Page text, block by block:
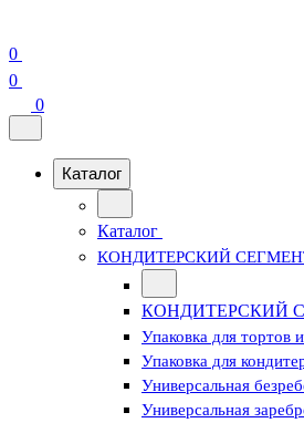
0
0
0
Каталог
Каталог
КОНДИТЕРСКИЙ
КОНДИТЕРСКИЙ
Упаковка для тортов
Упаковка для
Универсальная
Универсальная